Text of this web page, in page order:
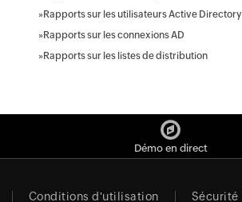
» Rapports sur les utilisateurs Active Directory
» Rapports sur les connexions AD
» Rapports sur les listes de distribution
Démo en direct
Conditions d'utilisation Sécurité